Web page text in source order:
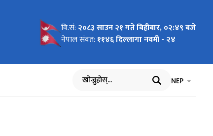
वि.सं: २०८३ साउन २१ गते बिहीबार, ०२:४९ बजे
नेपाल संवत: ११४६ दिल्लागा नवमी - २४
खोज्नुहोस् भाषा चयन
NEP